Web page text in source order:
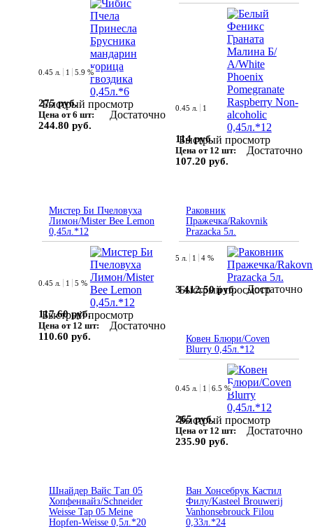
Быстрый просмотр
0.45 л. 1 5.9 %
275 руб.
Цена от 6 шт:
244.80 руб.
Достаточно
Быстрый просмотр
0.45 л. 1
114 руб.
Цена от 12 шт:
107.20 руб.
Достаточно
Мистер Би Пчеловуха
Лимон/Mister Bee Lemon
0,45л.*12
Быстрый просмотр
0.45 л. 1 5 %
117.60 руб.
Цена от 12 шт:
110.60 руб.
Достаточно
Раковник
Пражечка/Rakovnik
Prazacka 5л.
Быстрый просмотр
5 л. 1 4 %
3 412.50 руб. Достаточно
Ковен Блюри/Coven
Blurry 0,45л.*12
Быстрый просмотр
0.45 л. 1 6.5 %
265 руб.
Цена от 12 шт:
235.90 руб.
Достаточно
Шнайдер Вайс Тап 05
Хопфенвайз/Schneider
Weisse Tap 05 Meine
Hopfen-Weisse 0,5л.*20
Ван Хонсебрук Кастил
Филу/Kasteel Brouwerij
Vanhonsebrouck Filou
0,33л.*24